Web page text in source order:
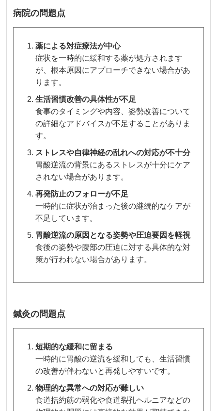
病院の問題点
薬による対症療法が中心
症状を一時的に緩和する薬が処方されます
が、根本原因にアプローチできない場合があ
ります。
生活習慣改善の具体性が不足
食事のタイミングや内容、姿勢改善について
の詳細なアドバイスが不足することがありま
す。
ストレスや自律神経の乱れへの対応が不十分
胃酸逆流の背景にあるストレスが十分にケア
されない場合があります。
再発防止のフォローが不足
一時的に症状が治まった後の継続的なケアが
不足しています。
胃酸逆流の原因となる姿勢や圧迫要因を軽視
食後の姿勢や腹部の圧迫に対する具体的な対
策が行われない場合があります。
鍼灸の問題点
短期的な緩和に留まる
一時的に胃酸の逆流を緩和しても、生活習慣
の改善が伴わないと再発しやすいです。
物理的な異常への対応が難しい
食道括約筋の弱化や食道裂孔ヘルニアなどの